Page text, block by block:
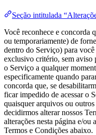
Seção intitulada
Você reconhece e concorda
ou temporariamente) de
dentro do Serviço) para
exclusivo critério, sem aviso
o Serviço a qualquer
especificamente quando
concorda que, se
ficar impedido de acessar o
quaisquer arquivos ou
decidirmos alterar nossos
alterações nesta página e/ou
Termos e Condições abaixo.